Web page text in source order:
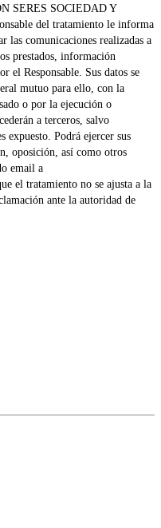
SERES SOCIEDAD Y
del tratamiento le informa
las comunicaciones realizadas a
prestados, información
el Responsable. Sus datos se
mutuo para ello, con la
o por la ejecución o
a terceros, salvo
expuesto. Podrá ejercer sus
oposición, así como otros
email a
el tratamiento no se ajusta a la
ante la autoridad de